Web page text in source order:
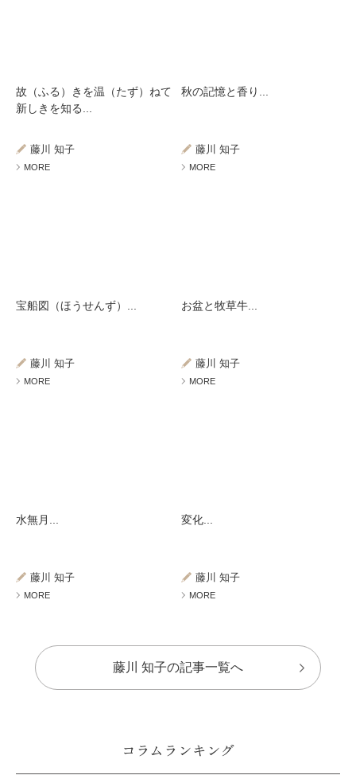
故（ふる）きを温（たず）ねて
新しきを知る...
藤川 知子
MORE
秋の記憶と香り...
藤川 知子
MORE
宝船図（ほうせんず）...
藤川 知子
MORE
お盆と牧草牛...
藤川 知子
MORE
水無月...
藤川 知子
MORE
変化...
藤川 知子
MORE
藤川 知子の記事一覧へ
コラムランキング